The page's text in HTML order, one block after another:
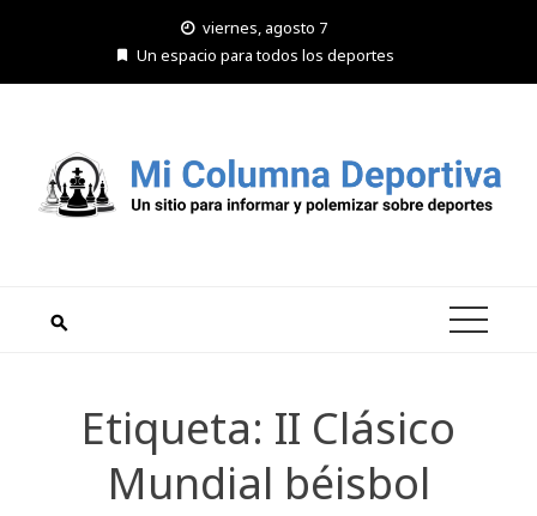
viernes, agosto 7
Un espacio para todos los deportes
Etiqueta: II Clásico
Mundial béisbol